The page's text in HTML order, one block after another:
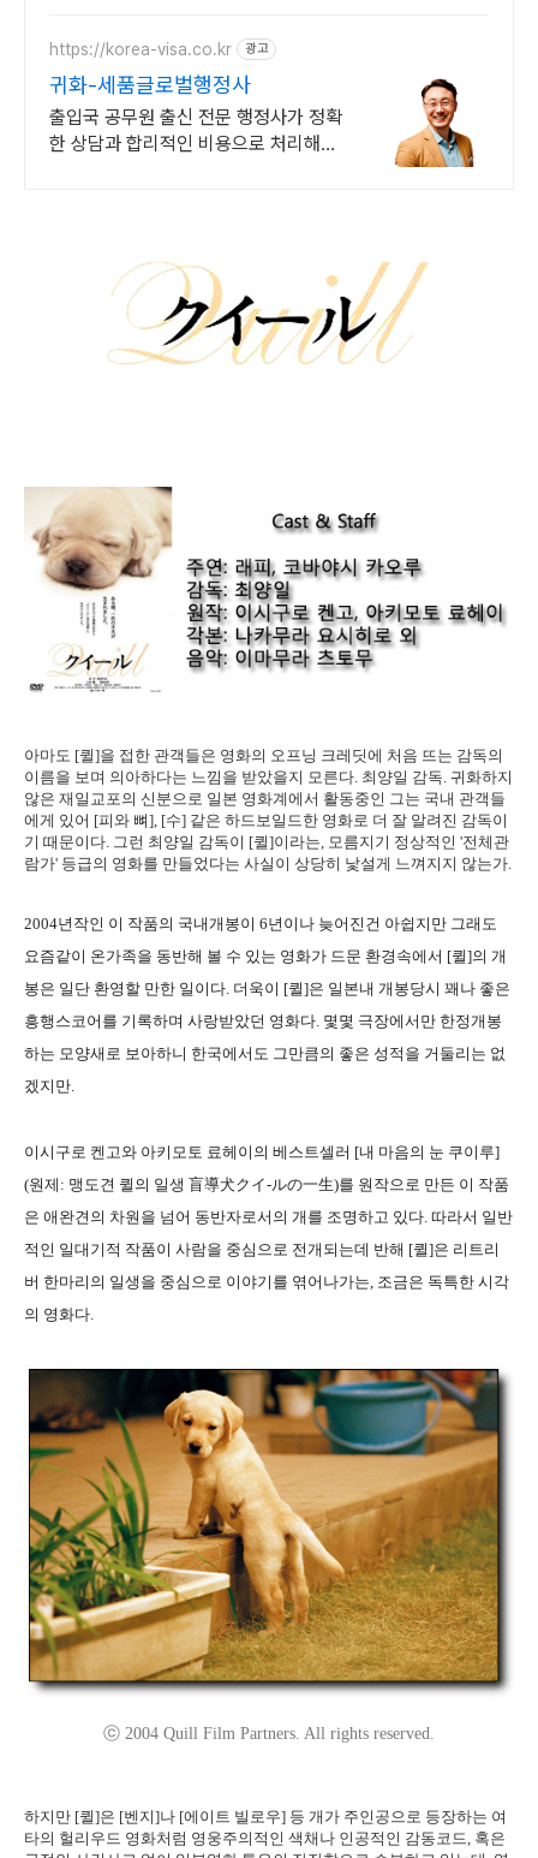
https://korea-visa.co.kr 광고
귀화-세품글로벌행정사
출입국 공무원 출신 전문 행정사가 정확
한 상담과 합리적인 비용으로 처리해드
아마도 [퀼]을 접한 관객들은 영화의 오프닝 크레딧에 처음 뜨는 감독의
이름을 보며 의아하다는 느낌을 받았을지 모른다. 최양일 감독. 귀화하지
않은 재일교포의 신분으로 일본 영화계에서 활동중인 그는 국내 관객들
에게 있어 [피와 뼈], [수] 같은 하드보일드한 영화로 더 잘 알려진 감독이
기 때문이다. 그런 최양일 감독이 [퀼]이라는, 모름지기 정상적인 '전체관
람가' 등급의 영화를 만들었다는 사실이 상당히 낯설게 느껴지지 않는가.
2004년작인 이 작품의 국내개봉이 6년이나 늦어진건 아쉽지만 그래도
요즘같이 온가족을 동반해 볼 수 있는 영화가 드문 환경속에서 [퀼]의 개
봉은 일단 환영할 만한 일이다. 더욱이 [퀼]은 일본내 개봉당시 꽤나 좋은
흥행스코어를 기록하며 사랑받았던 영화다. 몇몇 극장에서만 한정개봉
하는 모양새로 보아하니 한국에서도 그만큼의 좋은 성적을 거둘리는 없
겠지만.
이시구로 켄고와 아키모토 료헤이의 베스트셀러 [내 마음의 눈 쿠이루]
(원제: 맹도견 퀼의 일생 盲導犬クイ-ルの一生)를 원작으로 만든 이 작품
은 애완견의 차원을 넘어 동반자로서의 개를 조명하고 있다. 따라서 일반
적인 일대기적 작품이 사람을 중심으로 전개되는데 반해 [퀼]은 리트리
버 한마리의 일생을 중심으로 이야기를 엮어나가는, 조금은 독특한 시각
의 영화다.
ⓒ 2004 Quill Film Partners. All rights reserved.
하지만 [퀼]은 [벤지]나 [에이트 빌로우] 등 개가 주인공으로 등장하는 여
타의 헐리우드 영화처럼 영웅주의적인 색채나 인공적인 감동코드, 혹은